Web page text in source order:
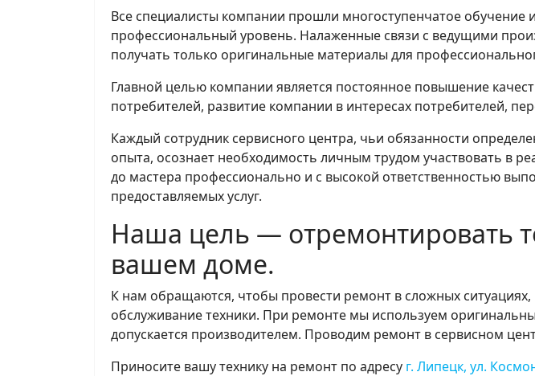
Все специалисты компании прошли многоступенчатое
профессиональный уровень. Налаженные связи с ведущими
получать только оригинальные материалы для
Главной целью компании является постоянное повышение
потребителей, развитие компании в интересах потребителей,
Каждый сотрудник сервисного центра, чьи обязанности
опыта, осознает необходимость личным трудом участвовать в
до мастера профессионально и с высокой ответственностью
предоставляемых услуг.
Наша цель — отремонтировать
вашем доме.
К нам обращаются, чтобы провести ремонт в сложных ситуациях,
обслуживание техники. При ремонте мы используем
допускается производителем. Проводим ремонт в сервисном
Приносите вашу технику на ремонт по адресу г. Липецк, ул.